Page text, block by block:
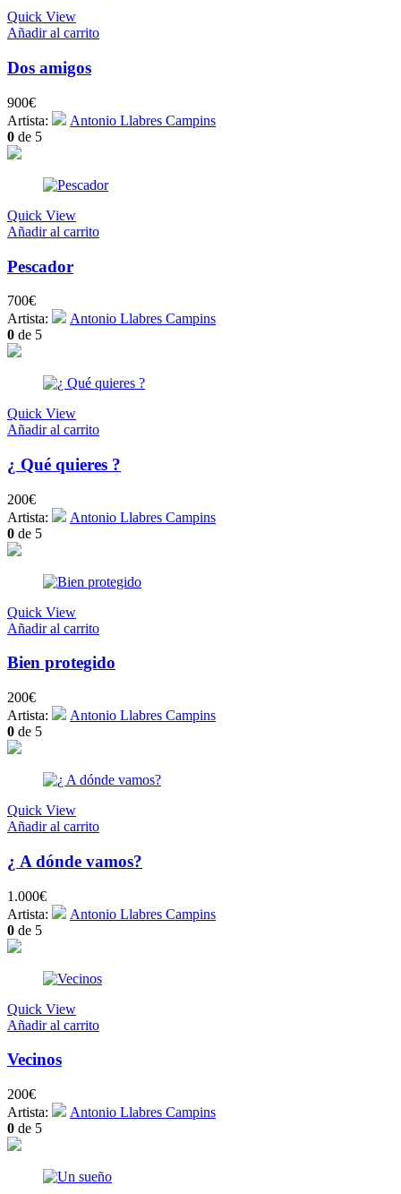
Quick View
Añadir al carrito
Dos amigos
900€
Artista:
Antonio Llabres Campins
0 de 5
Quick View
Añadir al carrito
Pescador
700€
Artista:
Antonio Llabres Campins
0 de 5
Quick View
Añadir al carrito
¿ Qué quieres ?
200€
Artista:
Antonio Llabres Campins
0 de 5
Quick View
Añadir al carrito
Bien protegido
200€
Artista:
Antonio Llabres Campins
0 de 5
Quick View
Añadir al carrito
¿ A dónde vamos?
1.000€
Artista:
Antonio Llabres Campins
0 de 5
Quick View
Añadir al carrito
Vecinos
200€
Artista:
Antonio Llabres Campins
0 de 5